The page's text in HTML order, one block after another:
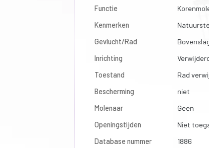
Functie
Kenmerken
Gevlucht/Rad
Inrichting
Toestand
Rad
Bescherming
niet
Molenaar
Geen
Openingstijden
Niet
Database nummer
1886